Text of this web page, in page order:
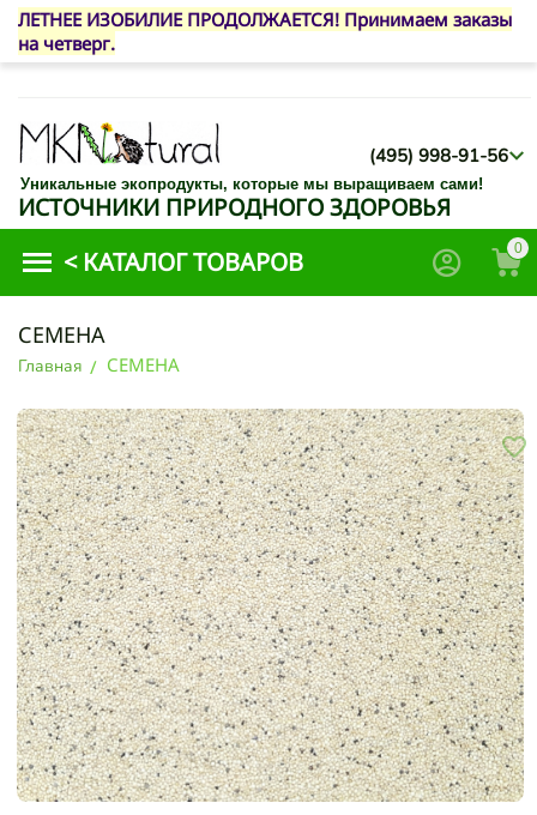
ЛЕТНЕЕ ИЗОБИЛИЕ ПРОДОЛЖАЕТСЯ! Принимаем заказы
на четверг.
(495) 998-91-56
Уникальные экопродукты, которые мы выращиваем сами!
ИСТОЧНИКИ ПРИРОДНОГО ЗДОРОВЬЯ
< КАТАЛОГ ТОВАРОВ 0
СЕМЕНА
Главная / СЕМЕНА